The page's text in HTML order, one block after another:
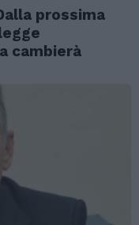
prossima
cambierà